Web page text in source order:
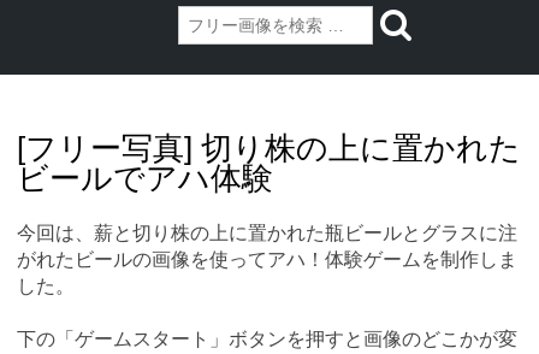
content[フリー写真] 切り株の上に置かれた
ビールでアハ体験
今回は、薪と切り株の上に置かれた瓶ビールとグラスに注
がれたビールの画像を使ってアハ！体験ゲームを制作しま
した。
下の「ゲームスタート」ボタンを押すと画像のどこかが変